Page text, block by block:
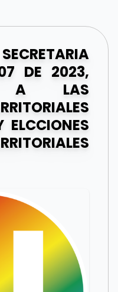
DE 2023,
A LAS
ELCCIONES